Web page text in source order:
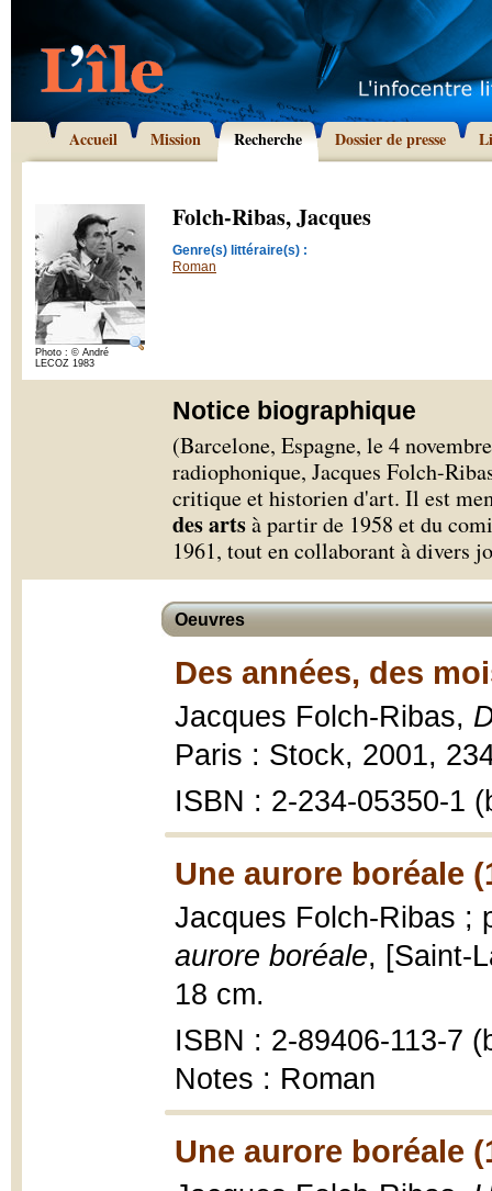
Accueil Mission Recherche Dossier de presse
Photo : © André
LECOZ 1983
Folch-Ribas, Jacques
Genre(s) littéraire(s) :
Roman
Notice biographique
(Barcelone, Espagne, le 4
radiophonique, Jacques Folch-
critique et historien d'art. Il est
des artsà partir de 1958 et du
1961, tout en collaborant à divers
Oeuvres
Des années, des
Jacques Folch-Ribas,
Paris : Stock, 2001,
ISBN : 2-234-05350-1
Une aurore boréale
Jacques Folch-Ribas ;
aurore boréale, [Saint-
18 cm.
ISBN : 2-89406-113-7
Notes : Roman
Une aurore boréale